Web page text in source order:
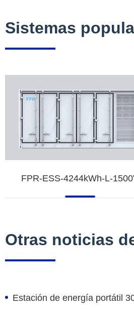
Sistemas
FPR-ESS-4244kWh-L-
Otras noticias
Estación de energía portátil